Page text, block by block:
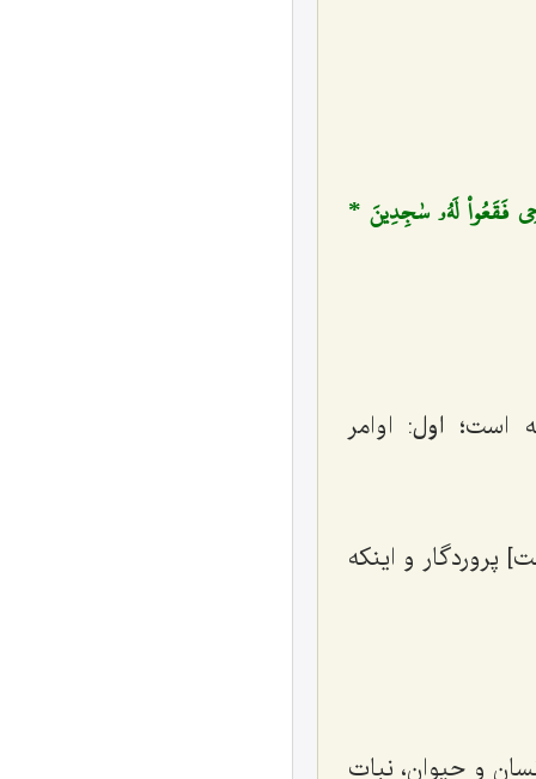
فَقَعُواْ لَهُۥ سٰجِدِينَ *
است؛ اول: اوامر
پروردگار و اینکه
و حیوان، نبات